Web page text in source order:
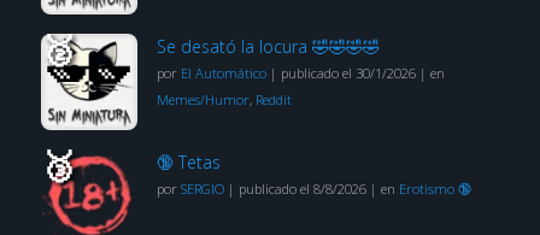
Se desató la locura 🤣🤣🤣🤣
por El Automático| publicado el 30/1/2026| en
Memes/Humor, Reddit
🔞 Tetas
por SERGIO| publicado el 8/8/2026| en Erotismo 🔞